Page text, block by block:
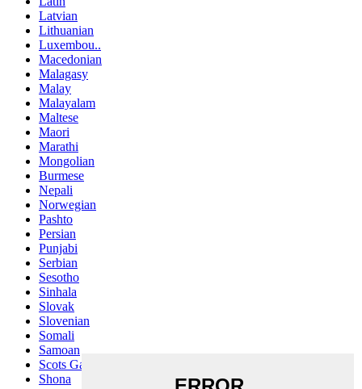
Latvian
Lithuanian
Luxembou..
Macedonian
Malagasy
Malay
Malayalam
Maltese
Maori
Marathi
Mongolian
Burmese
Nepali
Norwegian
Pashto
Persian
Punjabi
Serbian
Sesotho
Sinhala
Slovak
Slovenian
Somali
Samoan
Scots Gaelic
Shona